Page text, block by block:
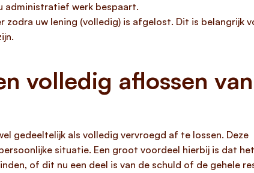
administratief werk bespaart.
uw lening (volledig) is afgelost. Dit is belangrijk
volledig aflossen van
gedeeltelijk als volledig vervroegd af te lossen. Deze
situatie. Een groot voordeel hierbij is dat het
of dit nu een deel is van de schuld of de gehele